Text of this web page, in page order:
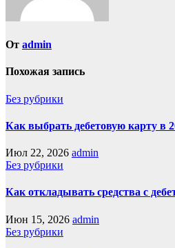
От admin
Похожая запись
Без рубрики
Как выбрать дебетовую карту в
Июл 22, 2026 admin
Без рубрики
Как откладывать средства с
Июн 15, 2026 admin
Без рубрики